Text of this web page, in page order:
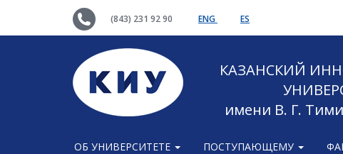
(843) 231 92 90 ENG ES
КАЗАНСКИЙ
имени В. Г.
ОБ УНИВЕРСИТЕТЕ ПОСТУПАЮЩЕМУ